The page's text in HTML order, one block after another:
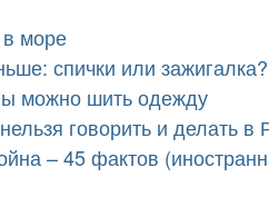
море
спички или зажигалка?
можно шить одежду
говорить и делать в
– 45 фактов